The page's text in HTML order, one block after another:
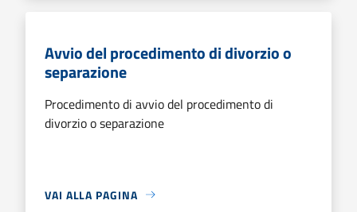
Avvio del procedimento di divorzio o
separazione
Procedimento di avvio del procedimento di
divorzio o separazione
VAI ALLA PAGINA